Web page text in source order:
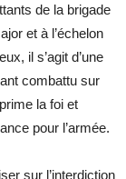
de la brigade
et à l’échelon
il s’agit d’une
combattu sur
la foi et
pour l’armée.
sur l’interdiction